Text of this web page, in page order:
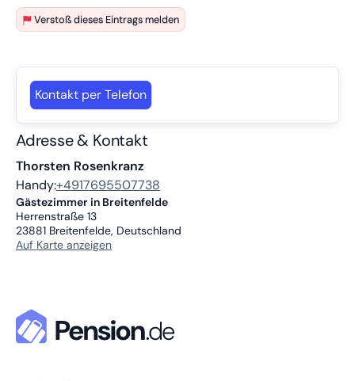
Verstoß dieses Eintrags melden
Kontakt per Telefon
Adresse & Kontakt
Thorsten Rosenkranz
Handy:+4917695507738
Gästezimmer in Breitenfelde
Herrenstraße 13
23881 Breitenfelde, Deutschland
Auf Karte anzeigen